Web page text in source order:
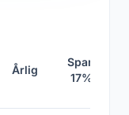
Årlig
Spar
17%